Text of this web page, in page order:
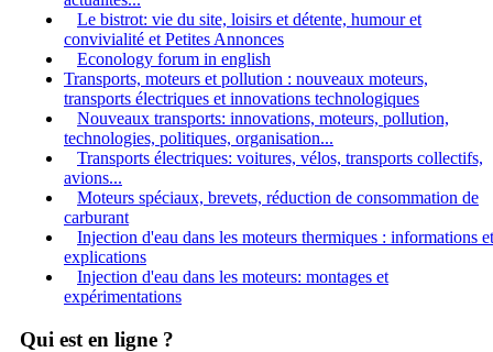
Le bistrot: vie du site, loisirs et détente, humour et
convivialité et Petites Annonces
Econology forum in english
Transports, moteurs et pollution : nouveaux moteurs,
transports électriques et innovations technologiques
Nouveaux transports: innovations, moteurs, pollution,
technologies, politiques, organisation...
Transports électriques: voitures, vélos, transports collectifs,
avions...
Moteurs spéciaux, brevets, réduction de consommation de
carburant
Injection d'eau dans les moteurs thermiques : informations et
explications
Injection d'eau dans les moteurs: montages et
expérimentations
Qui est en ligne ?